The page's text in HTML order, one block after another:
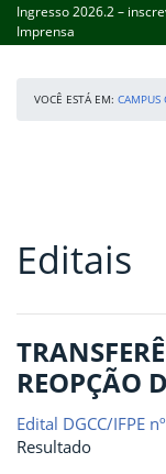
Ingresso 2026.2 –
Imprensa
VOCÊ ESTÁ EM: CAMPUS
Fim da navegação
Início do conteúdo
Editais
REOPÇÃO
Edital DGCC/IFPE
Resultado